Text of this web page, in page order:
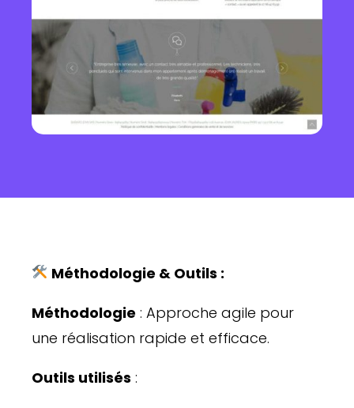
Méthodologie & Outils :
Méthodologie : Approche agile pour
une réalisation rapide et efficace.
Outils utilisés :